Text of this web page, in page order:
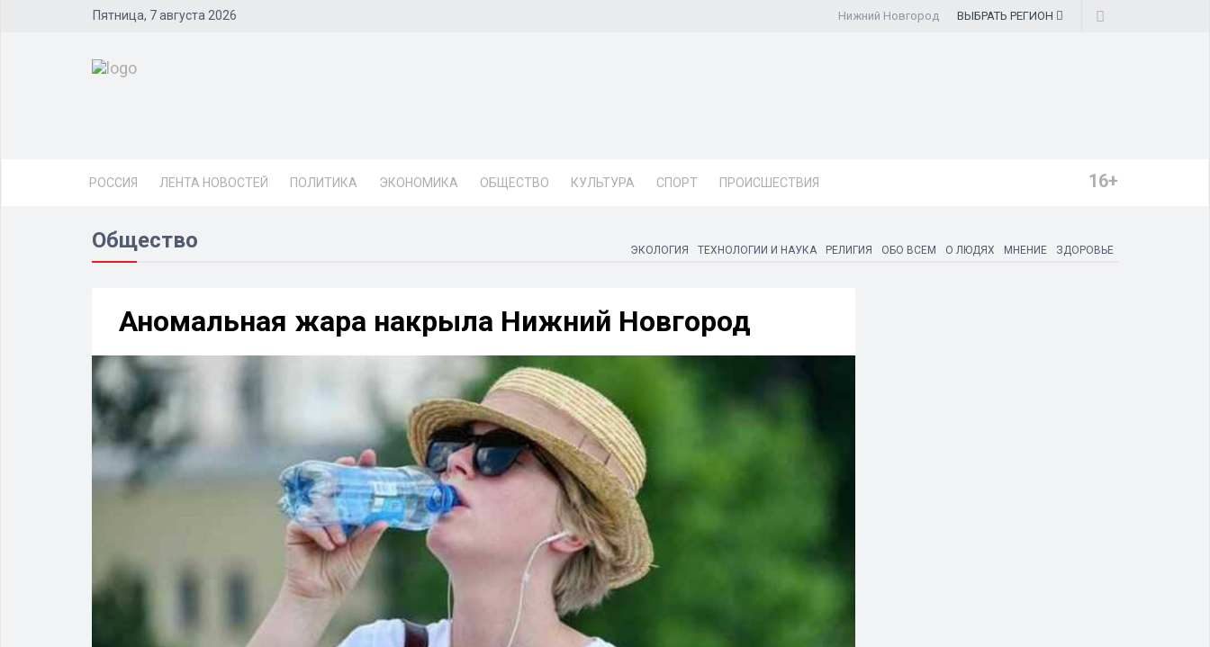
Пятница, 7 августа 2026 Нижний Новгород ВЫБРАТЬ РЕГИОН
РОССИЯ ЛЕНТА НОВОСТЕЙ ПОЛИТИКА ЭКОНОМИКА ОБЩЕСТВО КУЛЬТУРА СПОРТ ПРОИСШЕСТВИЯ 16+
Общество ЭКОЛОГИЯ ТЕХНОЛОГИИ И НАУКА РЕЛИГИЯ ОБО ВСЕМ О ЛЮДЯХ МНЕНИЕ ЗДОРОВЬЕ
Аномальная жара накрыла Нижний Новгород